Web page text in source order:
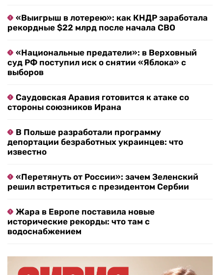
«Выигрыш в лотерею»: как КНДР заработала
рекордные $22 млрд после начала СВО
«Национальные предатели»: в Верховный
суд РФ поступил иск о снятии «Яблока» с
выборов
Саудовская Аравия готовится к атаке со
стороны союзников Ирана
В Польше разработали программу
депортации безработных украинцев: что
известно
«Перетянуть от России»: зачем Зеленский
решил встретиться с президентом Сербии
Жара в Европе поставила новые
исторические рекорды: что там с
водоснабжением